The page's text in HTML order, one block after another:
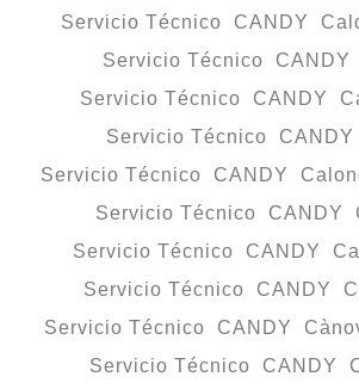
Servicio Técnico CANDY
Servicio Técnico CANDY
Servicio Técnico CANDY
Servicio Técnico
Servicio Técnico CANDY
Servicio Técnico CANDY
Servicio Técnico CANDY
Servicio Técnico CANDY
Servicio Técnico CANDY
Servicio Técnico CANDY